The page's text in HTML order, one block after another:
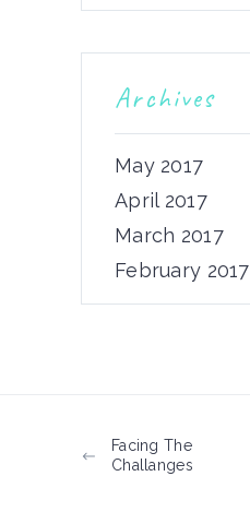
Archives
May 2017
April 2017
March 2017
February 2017
Facing The
Challanges